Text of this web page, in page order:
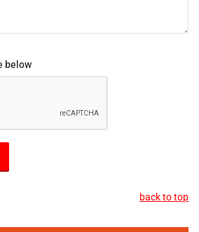
below
back to top